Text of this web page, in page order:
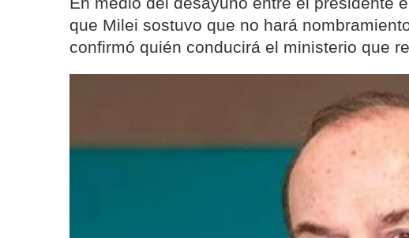
que Milei sostuvo que no hará
confirmó quién conducirá el ministerio que